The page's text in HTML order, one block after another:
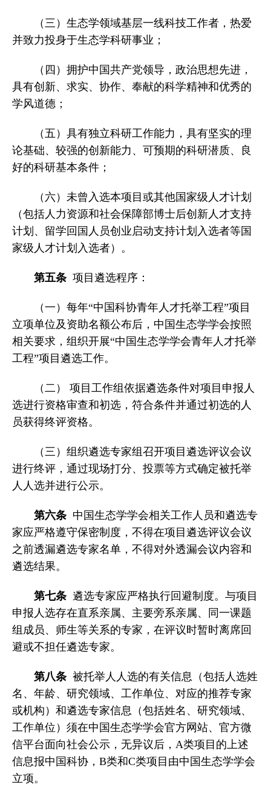
（三）生态学领域基层一线科技工作者，热爱
并致力投身于生态学科研事业；
（四）拥护中国共产党领导，政治思想先进，
具有创新、求实、协作、奉献的科学精神和优秀的
学风道德；
（五）具有独立科研工作能力，具有坚实的理
论基础、较强的创新能力、可预期的科研潜质、良
好的科研基本条件；
（六）未曾入选本项目或其他国家级人才计划
（包括人力资源和社会保障部博士后创新人才支持
计划、留学回国人员创业启动支持计划入选者等国
家级人才计划入选者）。
第五条 项目遴选程序：
（一）每年“中国科协青年人才托举工程”项目
立项单位及资助名额公布后，中国生态学学会按照
相关要求，组织开展“中国生态学学会青年人才托举
工程”项目遴选工作。
（二） 项目工作组依据遴选条件对项目申报人
选进行资格审查和初选，符合条件并通过初选的人
员获得终评资格。
（三）组织遴选专家组召开项目遴选评议会议
进行终评，通过现场打分、投票等方式确定被托举
人人选并进行公示。
第六条 中国生态学学会相关工作人员和遴选专
家应严格遵守保密制度，不得在项目遴选评议会议
之前透漏遴选专家名单，不得对外透漏会议内容和
遴选结果。
第七条 遴选专家应严格执行回避制度。与项目
申报人选存在直系亲属、主要旁系亲属、同一课题
组成员、师生等关系的专家，在评议时暂时离席回
避或不担任遴选专家。
第八条 被托举人人选的有关信息（包括人选姓
名、年龄、研究领域、工作单位、对应的推荐专家
或机构）和遴选专家信息（包括姓名、研究领域、
工作单位）须在中国生态学学会官方网站、官方微
信平台面向社会公示，无异议后，A类项目的上述
信息报中国科协，B类和C类项目由中国生态学学会
立项。